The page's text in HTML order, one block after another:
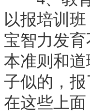
以报培训
宝智力发
本准则和
子似的，
在这些上